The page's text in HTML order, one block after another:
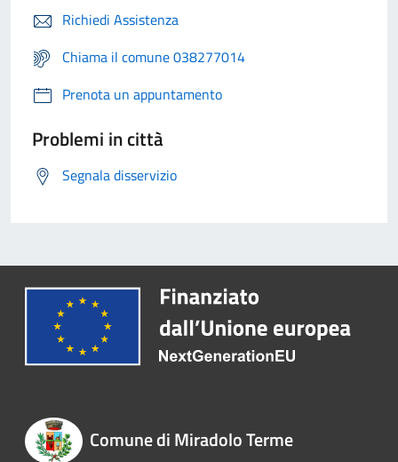
Richiedi Assistenza
Chiama il comune 038277014
Prenota un appuntamento
Problemi in città
Segnala disservizio
Comune di Miradolo Terme